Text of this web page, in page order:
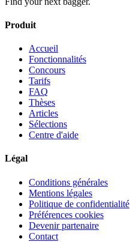
Produit
Accueil
Fonctionnalités
Concours
Tarifs
FAQ
Thèses
Articles
Sélections
Centre d'aide
Légal
Conditions générales
Mentions légales
Politique de confidentialité
Préférences cookies
Devenir partenaire
Contact